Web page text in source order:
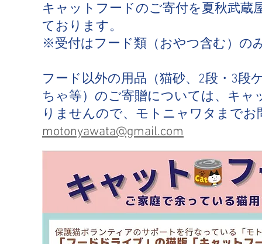
キャットフードのご寄付を夏秋武蔵
ております。
※受付はフード類（おやつ含む）の
フード以外の用品（猫砂、2段・3段
ちゃ等）のご寄贈については、キ
りませんので、モトニャワタまでお
motonyawata@gmail.com